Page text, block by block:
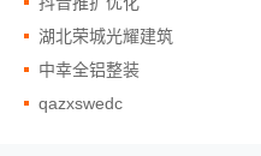
湖北荣城光耀建筑
中幸全铝整装
qazxswedc